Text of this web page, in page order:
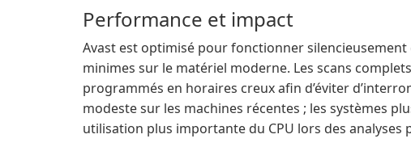
Performance et impact
Avast est optimisé pour fonctionner
minimes sur le matériel moderne. Les scans
programmés en horaires creux afin d’éviter
modeste sur les machines récentes ; les systèmes
utilisation plus importante du CPU lors des analyses